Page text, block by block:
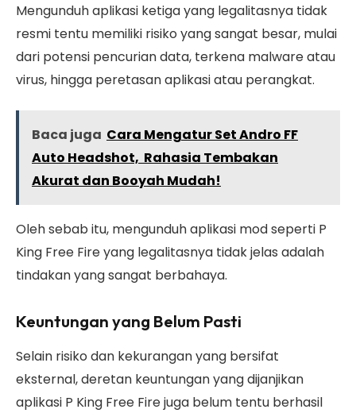
Mengunduh aplikasi ketiga yang legalitasnya tidak
resmi tentu memiliki risiko yang sangat besar, mulai
dari potensi pencurian data, terkena malware atau
virus, hingga peretasan aplikasi atau perangkat.
Baca juga Cara Mengatur Set Andro FF
Auto Headshot, Rahasia Tembakan
Akurat dan Booyah Mudah!
Oleh sebab itu, mengunduh aplikasi mod seperti P
King Free Fire yang legalitasnya tidak jelas adalah
tindakan yang sangat berbahaya.
Keuntungan yang Belum Pasti
Selain risiko dan kekurangan yang bersifat
eksternal, deretan keuntungan yang dijanjikan
aplikasi P King Free Fire juga belum tentu berhasil